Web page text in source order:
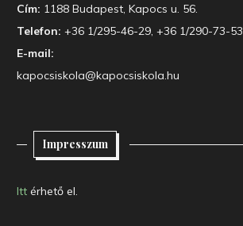
Cím: 1188 Budapest, Kapocs u. 56.
Telefon: +36 1/295-46-29, +36 1/290-73-53
E-mail:
kapocsiskola@kapocsiskola.hu
Impresszum
Itt érhető el.